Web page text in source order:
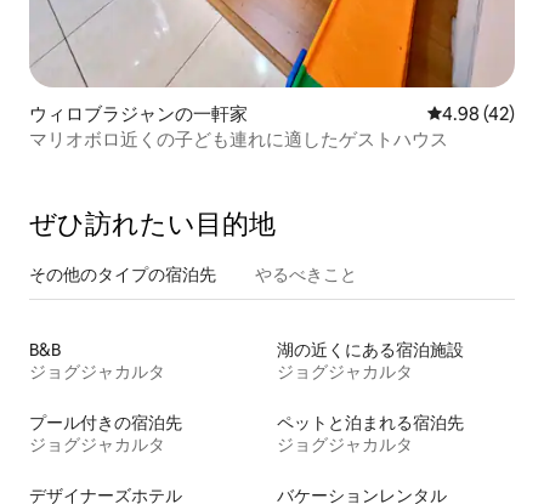
ウィロブラジャンの一軒家 レビュー42
4.98 (42)
マリオボロ近くの子ども連れに適したゲストハウス
ぜひ訪⁠れ⁠た⁠い目⁠的⁠地
その他のタ⁠イ⁠プ⁠の宿⁠泊⁠先 やるべきこと
B&B
ジョグジャカルタ
湖の近くにある宿泊施設
ジョグジャカルタ
プール付きの宿泊先
ジョグジャカルタ
ペットと泊まれる宿泊先
ジョグジャカルタ
デザイナーズホテル バケーションレンタル